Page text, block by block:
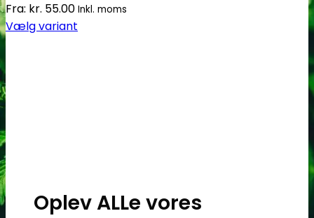
Oplev ALLe vores
Fra: kr. 55.00 Inkl. moms
Vælg variant
Dette
har
flere
Mulighederne
kan
vælges
på
varesiden